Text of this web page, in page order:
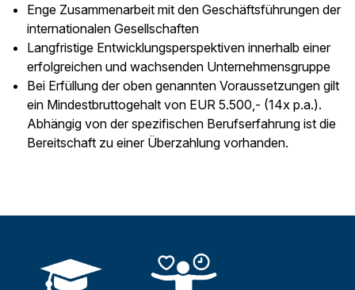
Enge Zusammenarbeit mit den Geschäftsführungen der
internationalen Gesellschaften
Langfristige Entwicklungsperspektiven innerhalb einer
erfolgreichen und wachsenden Unternehmensgruppe
Bei Erfüllung der oben genannten Voraussetzungen gilt
ein Mindestbruttogehalt von EUR 5.500,- (14x p.a.).
Abhängig von der spezifischen Berufserfahrung ist die
Bereitschaft zu einer Überzahlung vorhanden.